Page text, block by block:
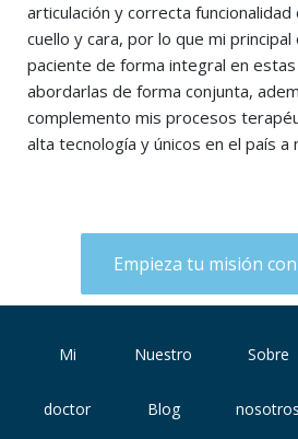
articulación y correcta
cuello y cara, por lo que mi
paciente de forma integral en
abordarlas de forma conjunta,
complemento mis procesos
alta tecnología y únicos en el país a
Empieza tu misión
Mi
doctor
Nuestro
Blog
Sobre
nosotros